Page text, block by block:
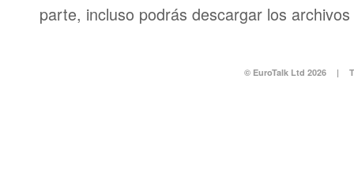
parte, incluso podrás descargar los
© EuroTalk Ltd 2026 |